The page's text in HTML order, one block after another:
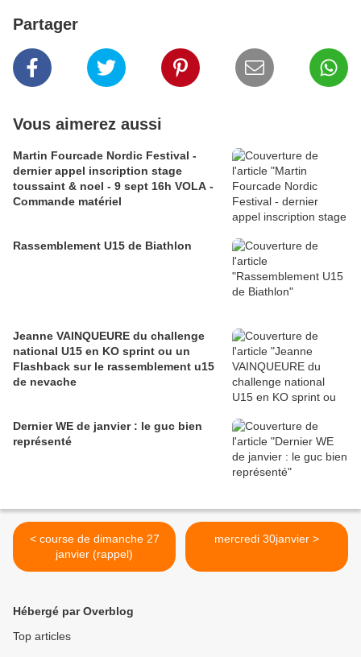
Partager
Vous aimerez aussi
Martin Fourcade Nordic Festival -
dernier appel inscription stage
toussaint & noel - 9 sept 16h VOLA -
Commande matériel
Rassemblement U15 de Biathlon
Jeanne VAINQUEURE du challenge
national U15 en KO sprint ou un
Flashback sur le rassemblement u15
de nevache
Dernier WE de janvier : le guc bien
représenté
< course de dimanche 27
janvier (rappel)
mercredi 30janvier >
Hébergé par Overblog
Top articles